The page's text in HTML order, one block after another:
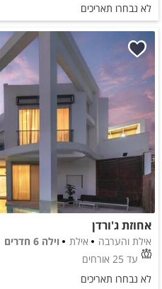
לא נבחרו תאריכים
אחוזת ג'ורדן
אילת והערבה אילת
וילה 6 חדרים
עד 25 אורחים
לא נבחרו תאריכים